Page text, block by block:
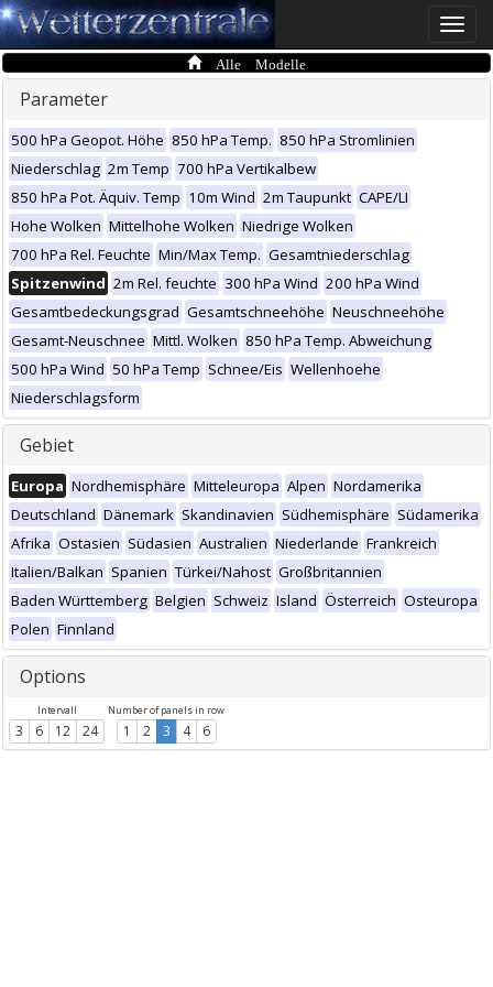
Toggle
Alle Modelle
Parameter
500 hPa Geopot. Höhe 850 hPa Temp. 850 hPa Stromlinien
Niederschlag 2m Temp 700 hPa Vertikalbew
850 hPa Pot. Äquiv. Temp 10m Wind 2m Taupunkt CAPE/LI
Hohe Wolken Mittelhohe Wolken Niedrige Wolken
700 hPa Rel. Feuchte Min/Max Temp. Gesamtniederschlag
Spitzenwind 2m Rel. feuchte 300 hPa Wind 200 hPa Wind
Gesamtbedeckungsgrad Gesamtschneehöhe Neuschneehöhe
Gesamt-Neuschnee Mittl. Wolken 850 hPa Temp. Abweichung
500 hPa Wind 50 hPa Temp Schnee/Eis Wellenhoehe
Niederschlagsform
Gebiet
Europa Nordhemisphäre Mitteleuropa Alpen Nordamerika
Deutschland Dänemark Skandinavien Südhemisphäre Südamerika
Afrika Ostasien Südasien Australien Niederlande Frankreich
Italien/Balkan Spanien Türkei/Nahost Großbritannien
Baden Württemberg Belgien Schweiz Island Österreich Osteuropa
Polen Finnland
Options
Intervall
3 6 12 24
Number of panels in row
1 2 3 4 6